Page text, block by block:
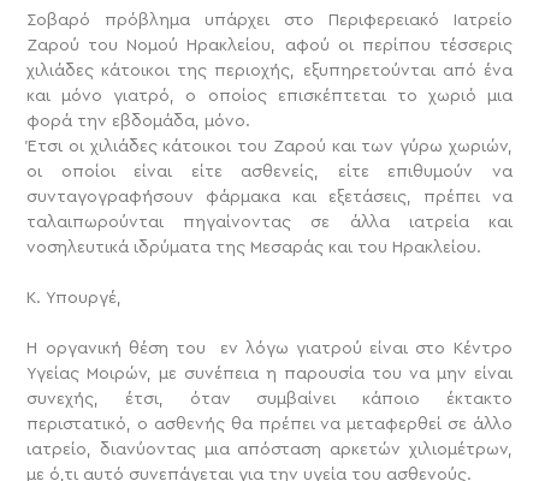
Σοβαρό πρόβλημα υπάρχει στο Περιφερειακό Ιατρείο
Ζαρού του Νομού Ηρακλείου, αφού οι περίπου τέσσερις
χιλιάδες κάτοικοι της περιοχής, εξυπηρετούνται από ένα
και μόνο γιατρό, ο οποίος επισκέπτεται το χωριό μια
φορά την εβδομάδα, μόνο.
Έτσι οι χιλιάδες κάτοικοι του Ζαρού και των γύρω χωριών,
οι οποίοι είναι είτε ασθενείς, είτε επιθυμούν να
συνταγογραφήσουν φάρμακα και εξετάσεις, πρέπει να
ταλαιπωρούνται πηγαίνοντας σε άλλα ιατρεία και
νοσηλευτικά ιδρύματα της Μεσαράς και του Ηρακλείου.
Κ. Υπουργέ,
Η οργανική θέση του εν λόγω γιατρού είναι στο Κέντρο
Υγείας Μοιρών, με συνέπεια η παρουσία του να μην είναι
συνεχής, έτσι, όταν συμβαίνει κάποιο έκτακτο
περιστατικό, ο ασθενής θα πρέπει να μεταφερθεί σε άλλο
ιατρείο, διανύοντας μια απόσταση αρκετών χιλιομέτρων,
με ό,τι αυτό συνεπάγεται για την υγεία του ασθενούς.